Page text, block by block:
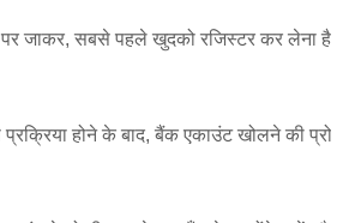
जाकर, सबसे पहले खुदको रजिस्टर कर लेना है,
होने के बाद, बैंक एकाउंट खोलने की